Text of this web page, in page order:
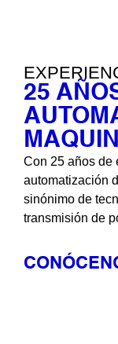
25
Con 25 años de
automatización
sinónimo de
transmisión de